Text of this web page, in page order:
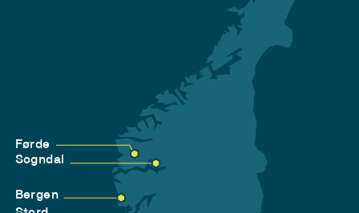
Førde
Sogndal
Bergen